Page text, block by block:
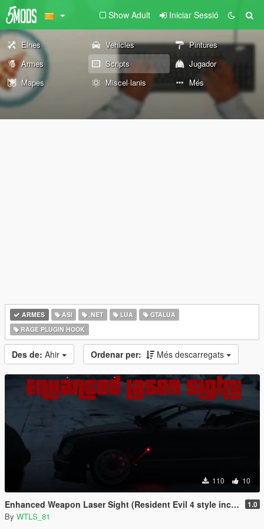
Show Adult Iniciar Sessió
Eines Vehicles
Pintures
Armes
Scripts
Jugador
Mapes
Miscel·lanis Més
ARMES ASI .NET LUA
GTALUA
RAGE PLUGIN HOOK
Des de: Ahir Ordenar per: Més descarregats
110 10
Enhanced Weapon Laser Sight (Resident Evil 4 style included) 1.0
By WTLS_81